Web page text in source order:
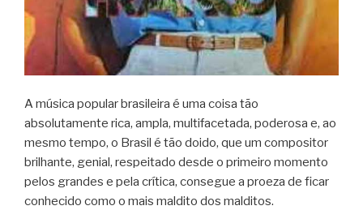
A música popular brasileira é uma coisa tão
absolutamente rica, ampla, multifacetada, poderosa e, ao
mesmo tempo, o Brasil é tão doido, que um compositor
brilhante, genial, respeitado desde o primeiro momento
pelos grandes e pela crítica, consegue a proeza de ficar
conhecido como o mais maldito dos malditos.